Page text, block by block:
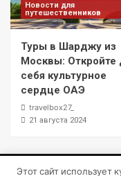
Новости для
путешественников
Туры в Шарджу из
Москвы: Откройте
себя культурное
сердце ОАЭ
travelbox27_
21 августа 2024
Этот сайт использует